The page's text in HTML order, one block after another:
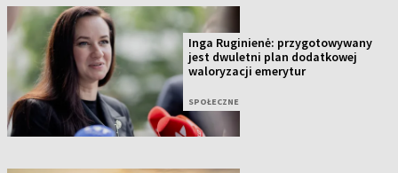
Inga Ruginienė: przygotowywany
jest dwuletni plan dodatkowej
waloryzacji emerytur
SPOŁECZNE